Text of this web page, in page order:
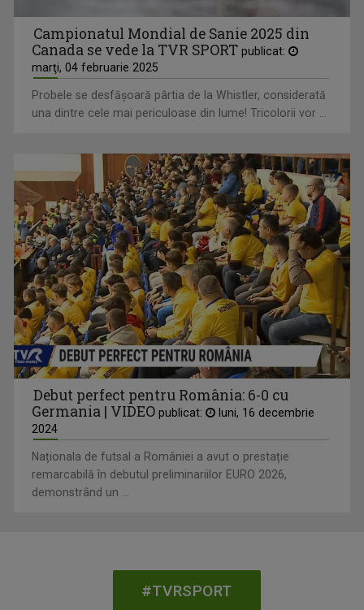
Campionatul Mondial de Sanie 2025 din
Canada se vede la TVR SPORTpublicat:
marţi, 04 februarie 2025
Probele se desfăşoară pârtia de la Whistler, considerată
una dintre cele mai periculoase din lume! Tricolorii vor ...
Debut perfect pentru România: 6-0 cu
Germania | VIDEO publicat:
luni, 16 decembrie
2024
Naționala de futsal a României a avut o prestație
remarcabilă în debutul preliminariilor EURO 2026,
demonstrând un ...
#TVRSPORT